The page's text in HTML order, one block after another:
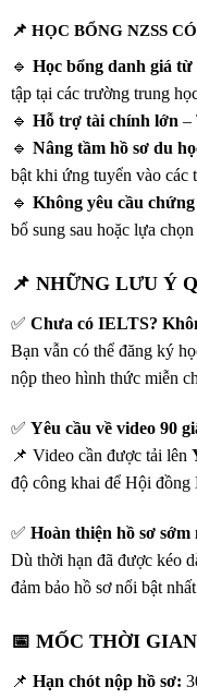
📌 HỌC BỔNG NZSS
🔹 Học bổng danh giá
tập tại các trường trung
🔹 Hỗ trợ tài chính lớn –
🔹 Nâng tầm hồ sơ du
bật khi ứng tuyển vào các
🔹 Không yêu cầu
bổ sung sau hoặc lựa
📌 NHỮNG LƯU Ý
✅ Chưa có IELTS?
Bạn vẫn có thể đăng ký
nộp theo hình thức miễn
✅ Yêu cầu về video 90
📌 Video cần được tải lên
độ công khai để Hội đồng
✅ Hoàn thiện hồ sơ sớm
Dù thời hạn đã được kéo
đảm bảo hồ sơ nổi bật
📅 MỐC THỜI
📌 Hạn chót nộp hồ sơ: